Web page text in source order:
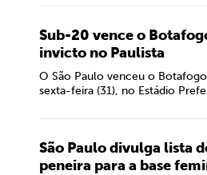
Sub-20 vence o
invicto no Paulista
O São Paulo venceu o
sexta-feira (31), no Estádio
São Paulo divulga lista
peneira para a base